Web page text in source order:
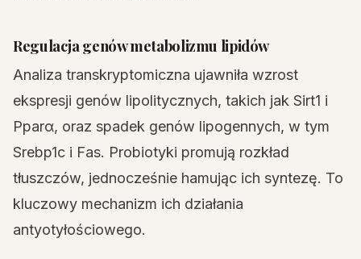
Regulacja genów metabolizmu lipidów
Analiza transkryptomiczna ujawniła wzrost
ekspresji genów lipolitycznych, takich jak Sirt1 i
Pparα, oraz spadek genów lipogennych, w tym
Srebp1c i Fas. Probiotyki promują rozkład
tłuszczów, jednocześnie hamując ich syntezę. To
kluczowy mechanizm ich działania
antyotyłościowego.